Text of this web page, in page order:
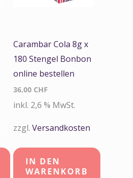
Carambar Cola 8g x
180 Stengel Bonbon
online bestellen
36,00 CHF
inkl. 2,6 % MwSt.
zzgl. Versandkosten
IN DEN
WARENKORB